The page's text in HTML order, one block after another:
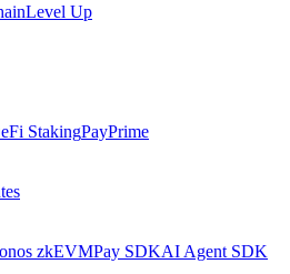
Level Up
StakingPayPrime
zkEVMPay SDKAI Agent SDK